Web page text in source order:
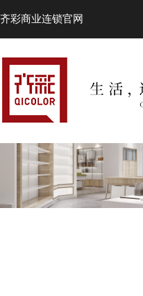
齐彩商业连锁官网